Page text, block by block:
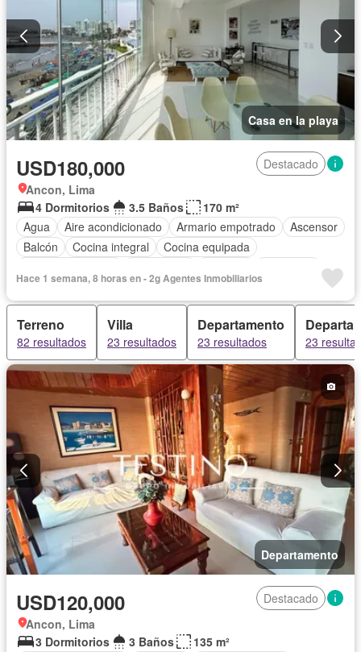
Casa en la playa
USD180,000
Destacado
Ancon, Lima
4 Dormitorios
3.5 Baños
170 m²
Agua
Aire acondicionado Armario empotrado
Ascensor
Balcón
Cocina integral
Cocina equipada
Terraza
Vista panorámica Completamente amoblado
Hace 1 semana, 8 horas en - 2g Agentes Inmobiliarios
Terreno
82 resultados
Villa
23 resultados
Departamento
23 resultados 23
Departamento
USD120,000
Destacado
Ancon, Lima
3 Dormitorios
3 Baños
135 m²